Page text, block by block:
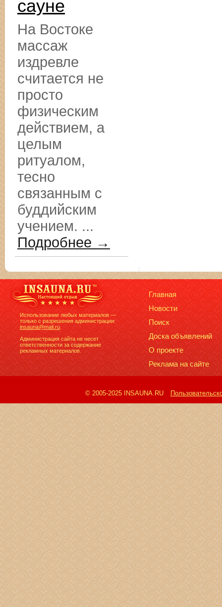
сауне
На Востоке
массаж
издревле
считается не
просто
физическим
действием, а
целым
ритуалом,
тесно
связанным с
буддийским
учением. ...
Подробнее →
Использование любых материалов —
только с разрешения администрации:
insauna@mail.ru
Администрация сайта не несет
ответственности за содержание
рекламных материалов.
Главная
Новости
Поиск
Доска объявлений
О проекте
Реклама на сайте
© 2005-2025 INSAUNA.RU